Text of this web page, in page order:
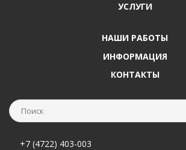
УСЛУГИ
НАШИ РАБОТЫ
ИНФОРМАЦИЯ
КОНТАКТЫ
+7 (4722) 403-003